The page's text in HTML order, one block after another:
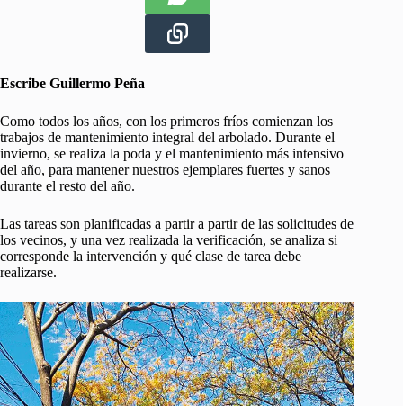
Escribe Guillermo Peña
Como todos los años, con los primeros fríos comienzan los
trabajos de mantenimiento integral del arbolado. Durante el
invierno, se realiza la poda y el mantenimiento más intensivo
del año, para mantener nuestros ejemplares fuertes y sanos
durante el resto del año.
Las tareas son planificadas a partir a partir de las solicitudes de
los vecinos, y una vez realizada la verificación, se analiza si
corresponde la intervención y qué clase de tarea debe
realizarse.